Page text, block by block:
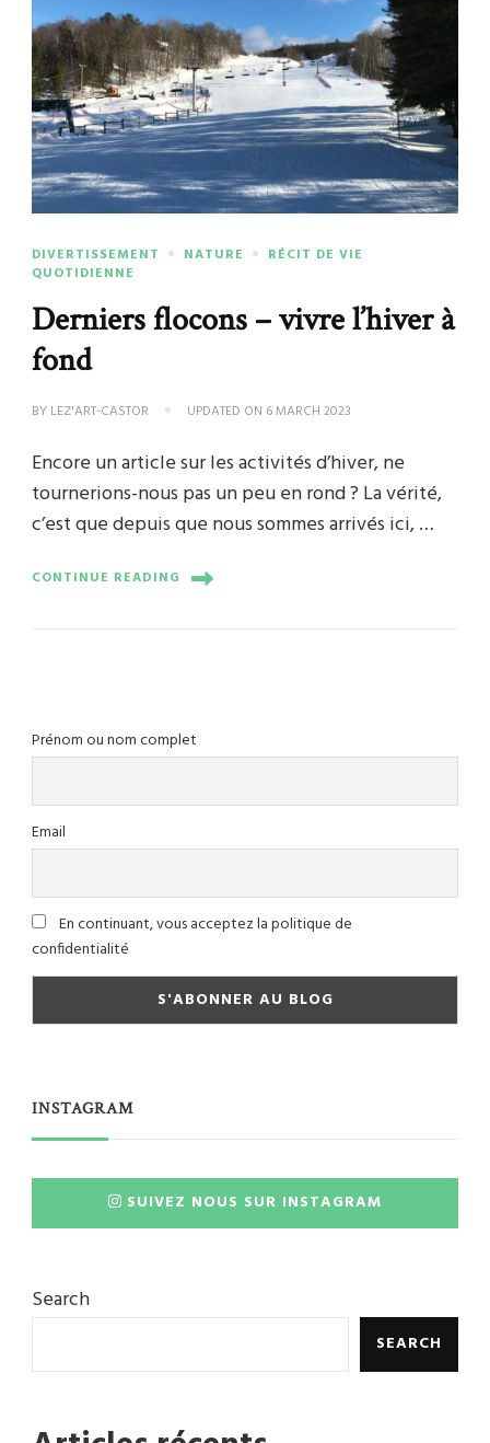
DIVERTISSEMENT NATURE
RÉCIT DE VIE
QUOTIDIENNE
Derniers flocons – vivre l’hiver à
fond
BY LEZ'ART-CASTOR UPDATED ON 6 MARCH 2023
Encore un article sur les activités d’hiver, ne
tournerions-nous pas un peu en rond ? La vérité,
c’est que depuis que nous sommes arrivés ici, …
CONTINUE READING
Prénom ou nom complet
Email
En continuant, vous acceptez la politique de
confidentialité
INSTAGRAM
SUIVEZ NOUS SUR INSTAGRAM
Search
SEARCH